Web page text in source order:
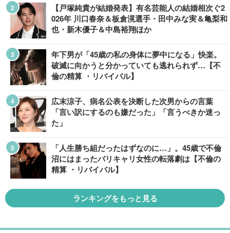
【戸塚純貴が結婚発表】有名芸能人の結婚相次ぐ2
026年 川口春奈＆板倉滉選手・田中みな実＆亀梨和
也・新木優子＆中島裕翔ほか
年下男が「45歳の私の身体に夢中になる」快楽。
破滅に向かうと分かっていても逃れられず…【不
倫の精算 ・リバイバル】
広末涼子、病名公表を決断した次男からの言葉
「言い訳にするのも嫌だった」「言うべきか迷っ
た」
「人生勝ち組だったはずなのに…」。45歳で不倫
沼にはまったバリキャリ女性の転落劇は【不倫の
精算 ・リバイバル】
ランキングをもっと見る